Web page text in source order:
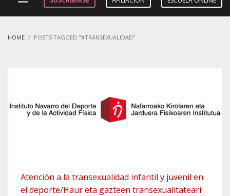
HOME POSTS TAGGED "#TRANSEXUALIDAD"
Atención a la transexualidad infantil y juvenil en
el deporte/Haur eta gazteen transexualitateari